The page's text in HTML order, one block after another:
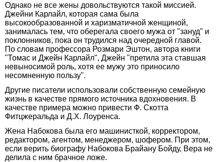
Однако не все жены довольствуются такой миссией.
Джейни Карлайл, которая сама была
высокообразованной и харизматичной женщиной,
занималась тем, что оберегала своего мужа от "зануд" и
поклонников, пока он трудился над очередной главой.
По словам профессора Розмари Эштон, автора книги
"Томас и Джейн Карлайл", Джейн "претила эта ставшая
невыносимой роль, хотя ее мужу это приносило
несомненную пользу".
Другие писатели использовали собственную семейную
жизнь в качестве прямого источника вдохновения. В
качестве примера можно привести Ф. Скотта
Фитцжеральда и Д.Х. Лоуренса.
Жена Набокова была его машинисткой, корректором,
редактором, агентом, менеджером, шофером. При этом,
если верить биографу Набокова Брайану Бойду, Вера не
делила с ним брачное ложе.